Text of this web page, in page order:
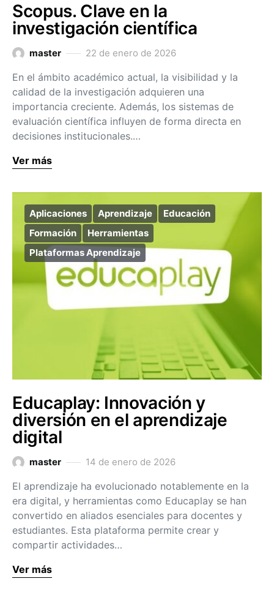
Scopus. Clave en la
investigación científica
master 22 de enero de 2026
En el ámbito académico actual, la visibilidad y la
calidad de la investigación adquieren una
importancia creciente. Además, los sistemas de
evaluación científica influyen de forma directa en
decisiones institucionales.…
Ver más
Aplicaciones Aprendizaje
Educación
Formación
Herramientas
Plataformas Aprendizaje
Educaplay: Innovación y
diversión en el aprendizaje
digital
master 14 de enero de 2026
El aprendizaje ha evolucionado notablemente en la
era digital, y herramientas como Educaplay se han
convertido en aliados esenciales para docentes y
estudiantes. Esta plataforma permite crear y
compartir actividades…
Ver más